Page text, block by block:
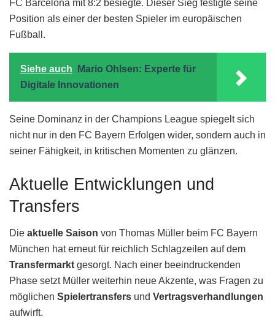
FC Barcelona mit 8:2 besiegte. Dieser Sieg festigte seine
Position als einer der besten Spieler im europäischen
Fußball.
Siehe auch
Mario Ohlsen: Experte für
Digitale Innovationen
Seine Dominanz in der Champions League spiegelt sich
nicht nur in den FC Bayern Erfolgen wider, sondern auch in
seiner Fähigkeit, in kritischen Momenten zu glänzen.
Aktuelle Entwicklungen und
Transfers
Die aktuelle Saison von Thomas Müller beim FC Bayern
München hat erneut für reichlich Schlagzeilen auf dem
Transfermarkt gesorgt. Nach einer beeindruckenden
Phase setzt Müller weiterhin neue Akzente, was Fragen zu
möglichen Spielertransfers und Vertragsverhandlungen
aufwirft.